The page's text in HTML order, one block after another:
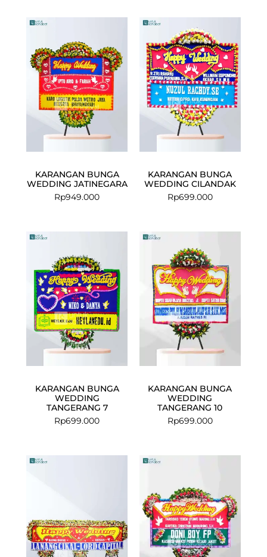
KARANGAN BUNGA
WEDDING JATINEGARA
Rp949.000
KARANGAN BUNGA
WEDDING CILANDAK
Rp699.000
KARANGAN BUNGA
WEDDING
TANGERANG 7
Rp699.000
KARANGAN BUNGA
WEDDING
TANGERANG 10
Rp699.000
Rp850.000.
Rp825.000.